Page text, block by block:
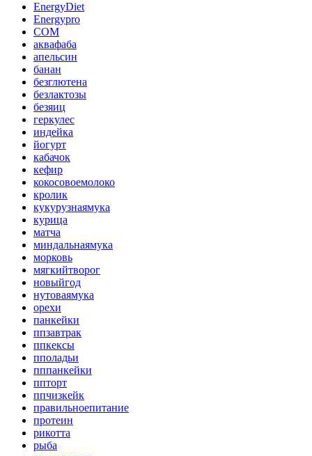
EnergyDiet
Energypro
СОМ
аквафаба
апельсин
банан
безглютена
безлактозы
безяиц
геркулес
индейка
йогурт
кабачок
кефир
кокосовоемолоко
кролик
кукурузнаямука
курица
матча
миндальнаямука
морковь
мягкийтворог
новыйгод
нутоваямука
орехи
панкейки
ппзавтрак
ппкексы
пполадьи
пппанкейки
ппторт
ппчизкейк
правильноепитание
протеин
рикотта
рыба